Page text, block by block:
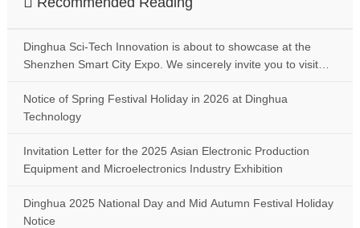
Dinghua Sci-Tech Innovation is about to showcase at the
Shenzhen Smart City Expo. We sincerely invite you to visit
Notice of Spring Festival Holiday in 2026 at Dinghua
Technology
Invitation Letter for the 2025 Asian Electronic Production
Equipment and Microelectronics Industry Exhibition
Dinghua 2025 National Day and Mid Autumn Festival Holiday
Notice